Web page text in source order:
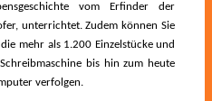
vom Erfinder der
unterrichtet. Zudem können Sie
mehr als 1.200 Einzelstücke und
bis hin zum heute
verfolgen.